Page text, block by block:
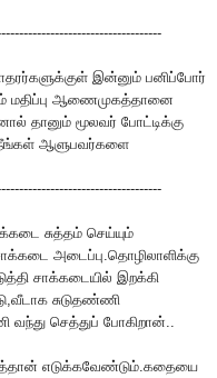
இன்னும் பனிப்போர்
மதிப்பு ஆணைமுகத்தானை
தானும் மூலவர் போட்டிக்கு
ஆளுபவர்களை
சுத்தம் செய்யும்
அடைப்பு.தொழிலாளிக்கு
சாக்கடையில் இறக்கி
சுடுதண்ணி
வந்து செத்துப் போகிறான்..
எடுக்கவேண்டும்.கதையை